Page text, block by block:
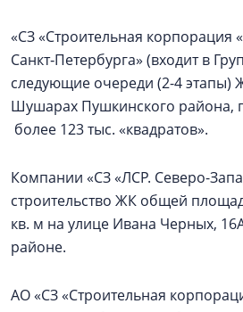
«СЗ «Строительная корпорация
Санкт‑Петербурга» (входит в
следующие очереди (2-4 этапы)
Шушарах Пушкинского района,
более 123 тыс. «квадратов».
Компании «СЗ «ЛСР. Северо-
строительство ЖК общей
кв. м на улице Ивана Черных,
районе.
АО «СЗ «Строительная